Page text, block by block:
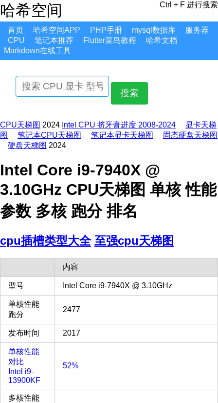
哈希空间 Ctrl + F 进行搜索
首页 哈希空间APP PHP手册 mysql数据库
服务器
CPU
笔记本推荐 Flutter菜鸟教程
哈希文档
Markdown在线工具
搜索
CPU天梯图 2024 Intel CPU 挤牙膏进度 2008-2024
显卡天梯
图
笔记本CPU天梯图 笔记本显卡天梯图
固态硬盘天梯图
硬盘天梯图 2024
Intel Core i9-7940X @
3.10GHz CPU天梯图 单核 性能
参数 多核 跑分 排名
cpu插槽类型大全 至强cpu天梯图
内容
型号 Intel Core i9-7940X @ 3.10GHz
单核性能
跑分
2477
发布时间 2017
单核性能
对比
Intel i9-
13900KF
52%
多核性能